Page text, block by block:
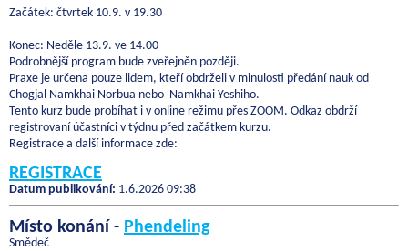
Začátek: čtvrtek 10.9. v 19.30
Konec: Neděle 13.9. ve 14.00
Podrobnější program bude zveřejněn později.
Praxe je určena pouze lidem, kteří obdrželi v minulosti předání nauk od
Chogjal Namkhai Norbua nebo Namkhai Yeshiho.
Tento kurz bude probíhat i v online režimu přes ZOOM. Odkaz obdrží
registrovaní účastníci v týdnu před začátkem kurzu.
Registrace a další informace zde:
REGISTRACE
Datum publikování: 1.6.2026 09:38
Místo konání - Phendeling
Smědeč